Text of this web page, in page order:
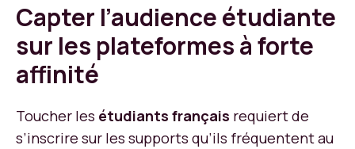
Capter l’audience étudiante
sur les plateformes à forte
affinité
Toucher les étudiants français requiert de
s’inscrire sur les supports qu’ils fréquentent au